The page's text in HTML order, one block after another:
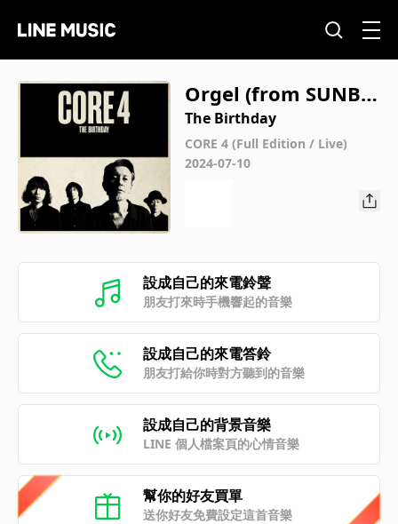
Orgel (from SUNBU
RST TOUR 2021)
The Birthday
CORE 4 (Full Edition / Live)
2024-07-10
設成自己的來電鈴聲
朋友打來時手機響起的音樂
設成自己的來電答鈴
朋友打給你時對方聽到的音樂
設成自己的背景音樂
LINE 個人檔案頁的心情音樂
幫你的好友買單
送你好友免費設定這首音樂